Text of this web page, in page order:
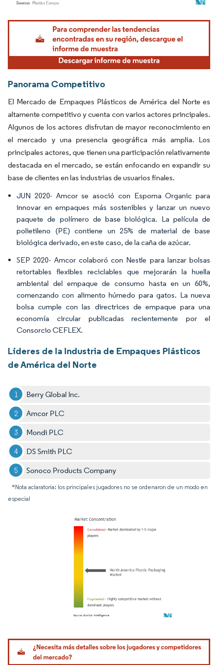
Imagen © Mordor Intelligence. El uso requiere atribución según CC BY 4.0.
Panorama Competitivo
El Mercado de Empaques Plásticos de América del Norte es
altamente competitivo y cuenta con varios actores principales.
Algunos de los actores disfrutan de mayor reconocimiento en
el mercado y una presencia geográfica más amplia. Los
principales actores, que tienen una participación relativamente
destacada en el mercado, se están enfocando en expandir su
base de clientes en las industrias de usuarios finales.
JUN 2020- Amcor se asoció con Espoma Organic para
innovar en empaques más sostenibles y lanzar un nuevo
paquete de polímero de base biológica. La película de
polietileno (PE) contiene un 25% de material de base
biológica derivado, en este caso, de la caña de azúcar.
SEP 2020- Amcor colaboró con Nestle para lanzar bolsas
retortables flexibles reciclables que mejorarán la huella
ambiental del empaque de consumo hasta en un 60%,
comenzando con alimento húmedo para gatos. La nueva
bolsa cumple con las directrices de empaque para una
economía circular publicadas recientemente por el
Consorcio CEFLEX.
Líderes de la Industria de Empaques Plásticos
de América del Norte
Berry Global Inc.
Amcor PLC
Mondi PLC
DS Smith PLC
Sonoco Products Company
*Nota aclaratoria: los principales jugadores no se ordenaron de un modo en
especial
Imagen © Mordor Intelligence. El uso requiere atribución según CC BY 4.0.